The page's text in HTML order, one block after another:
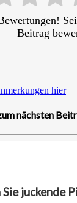
Beitrag
hier
nächsten
juckende